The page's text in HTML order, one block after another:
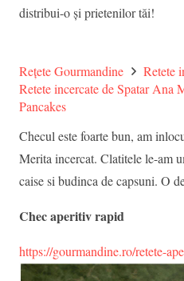
distribui-o și prietenilor tăi!
Rețete Gourmandine
Retete
Retete incercate de Spatar Ana
Pancakes
Checul este foarte bun, am
Merita incercat. Clatitele le-am
caise si budinca de capsuni. O
Chec aperitiv rapid
https://gourmandine.ro/retete-